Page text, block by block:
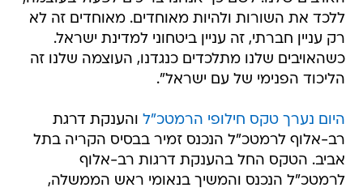
ללכד את השורות ולהיות מאוחדים. מאוחדים זה לא
רק עניין חברתי, זה עניין ביטחוני למדינת ישראל.
כשהאויבים שלנו מתלכדים כנגדנו, העוצמה שלנו זה
הליכוד הפנימי של עם ישראל".
היום נערך טקס חילופי הרמטכ"ל והענקת דרגת
רב-אלוף לרמטכ"ל הנכנס זמיר בבסיס הקריה בתל
אביב. הטקס החל בהענקת דרגות רב-אלוף
לרמטכ"ל הנכנס והמשיך בנאומי ראש הממשלה,